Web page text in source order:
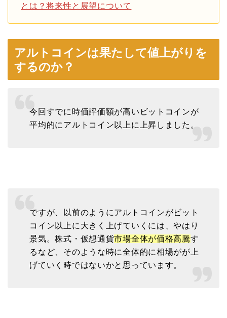
とは？将来性と展望について
アルトコインは果たして値上がりを
するのか？
今回すでに時価評価額が高いビットコインが
平均的にアルトコイン以上に上昇しました。
ですが、以前のようにアルトコインがビット
コイン以上に大きく上げていくには、やはり
景気。株式・仮想通貨市場全体が価格高騰す
るなど、そのような時に全体的に相場がが上
げていく時ではないかと思っています。